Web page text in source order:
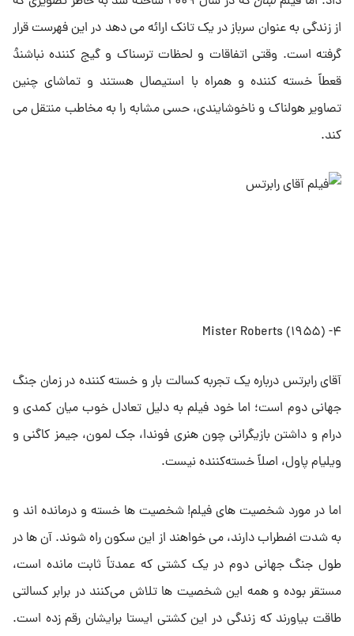
از زندگی به عنوان سرباز در یک تانک ارائه می دهد در این فهرست قرار
گرفته است. وقتی اتفاقات و لحظات ترسناک و گیج کننده نباشندُ
قعطاً خسته کننده و همراه با استیصال هستند و تماشای چنین
تصاویر هولناک و ناخوشایندی، حسی مشابه را به مخاطب منتقل می
کند.
۴- Mister Roberts (۱۹۵۵)
آقای رابرتس درباره یک تجربه کسالت بار و خسته کننده در زمان جنگ
جهانی دوم است؛ اما خود فیلم به دلیل تعادل خوب میان کمدی و
درام و داشتن بازیگرانی چون هنری فوندا، جک لمون، جیمز کاگنی و
ویلیام پاول، اصلاً خسته‌کننده نیست.
اما در مورد شخصیت های فیلم! شخصیت ها خسته و درمانده اند و
به شدت اضطراب دارند، می خواهند از این سکون راه شوند. آن ها در
طول جنگ جهانی دوم در یک کشتی که عمدتاً ثابت مانده است،
مستقر بوده و همه این شخصیت ها تلاش می‌کنند در برابر کسالتی
طاقت بیاورند که زندگی در این کشتی ایستا برایشان رقم زده است.